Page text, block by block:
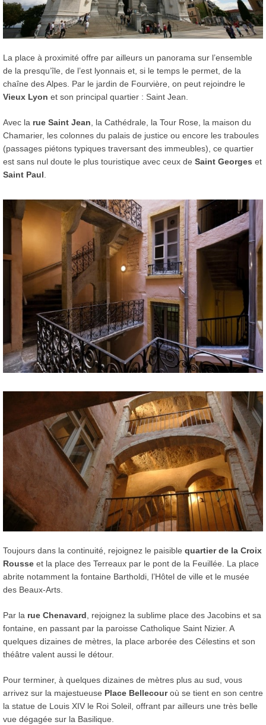
La place à proximité offre par ailleurs un panorama sur l’ensemble
de la presqu’île, de l’est lyonnais et, si le temps le permet, de la
chaîne des Alpes. Par le jardin de Fourvière, on peut rejoindre le
Vieux Lyon et son principal quartier : Saint Jean.
Avec la rue Saint Jean, la Cathédrale, la Tour Rose, la maison du
Chamarier, les colonnes du palais de justice ou encore les traboules
(passages piétons typiques traversant des immeubles), ce quartier
est sans nul doute le plus touristique avec ceux de Saint Georges et
Saint Paul.
Toujours dans la continuité, rejoignez le paisible quartier de la Croix
Rousse et la place des Terreaux par le pont de la Feuillée. La place
abrite notamment la fontaine Bartholdi, l’Hôtel de ville et le musée
des Beaux-Arts.
Par la rue Chenavard, rejoignez la sublime place des Jacobins et sa
fontaine, en passant par la paroisse Catholique Saint Nizier. A
quelques dizaines de mètres, la place arborée des Célestins et son
théâtre valent aussi le détour.
Pour terminer, à quelques dizaines de mètres plus au sud, vous
arrivez sur la majestueuse Place Bellecouroù se tient en son centre
la statue de Louis XIV le Roi Soleil, offrant par ailleurs une très belle
vue dégagée sur la Basilique.